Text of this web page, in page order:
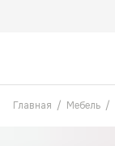
Главная / Мебель /